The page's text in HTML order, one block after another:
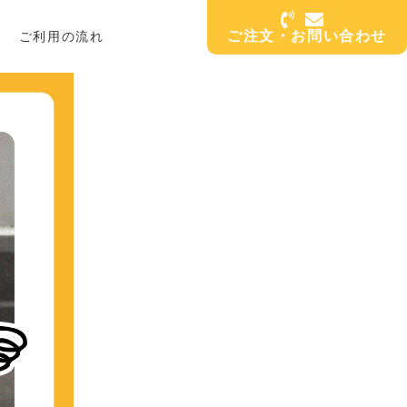
ご利用の流れ ご注文・お問い合わせ